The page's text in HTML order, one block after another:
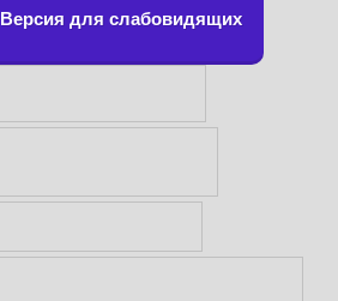
Версия для слабовидящих